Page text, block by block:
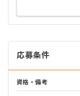
応募条件
資格・備考